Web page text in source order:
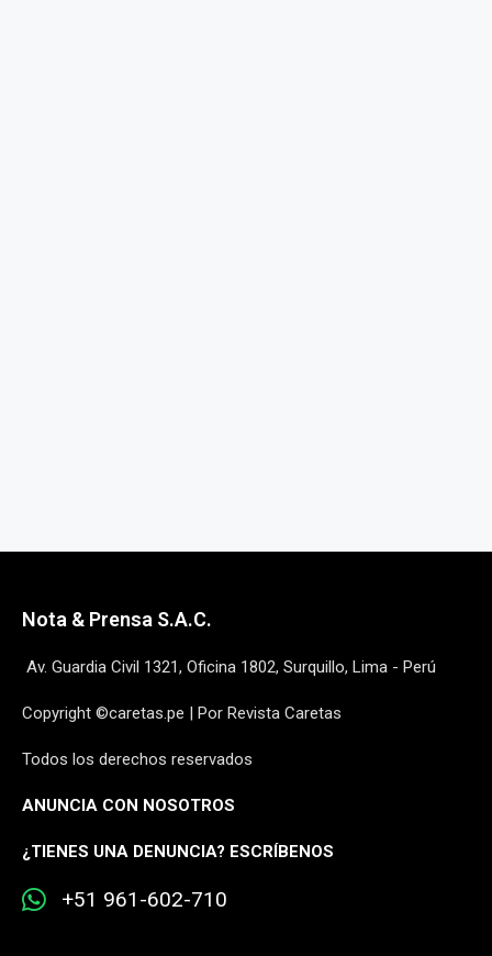
Nota & Prensa S.A.C.
Av. Guardia Civil 1321, Oficina 1802, Surquillo, Lima - Perú
Copyright ©caretas.pe | Por Revista Caretas
Todos los derechos reservados
ANUNCIA CON NOSOTROS
¿TIENES UNA DENUNCIA? ESCRÍBENOS
+51 961-602-710